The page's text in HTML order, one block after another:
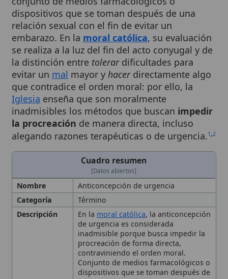
relación sexual con el fin de evitar un
embarazo. En lamoral católica, su evaluación
se realiza a la luz del fin del acto conyugal y de
la distinción entre tolerardificultades para
evitar unmal mayor yhacerdirectamente algo
que contradice el orden moral: por ello, la
Iglesiaenseña que son moralmente
inadmisibles los métodos que buscanimpedir
la procreaciónde manera directa, incluso
alegando razones terapéuticas o de urgencia.
Cuadro resumen
[Datos abiertos]
Término
moral católica, la anticoncepción
de urgencia es considerada
inadmisible porque busca impedir la
procreación de forma directa,
contraviniendo el orden moral.
Conjunto de medios farmacológicos o
dispositivos que se toman después de
una relación sexual con el fin de
evitar un embarazo
Encíclica Humanae Vitae
Catecismo de la Iglesia Católica
Academia Pontificia para la Vida